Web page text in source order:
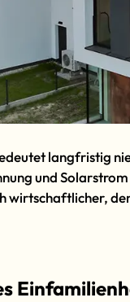
langfristig
und
wirtschaftlicher,